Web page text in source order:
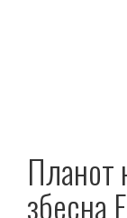
Планот
збесна